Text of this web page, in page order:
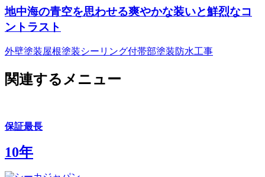
地中海の青空を思わせる爽やかな装いと鮮烈なコ
ントラスト
外壁塗装屋根塗装シーリング付帯部塗装防水工事
関連するメニュー
保証最長
10年